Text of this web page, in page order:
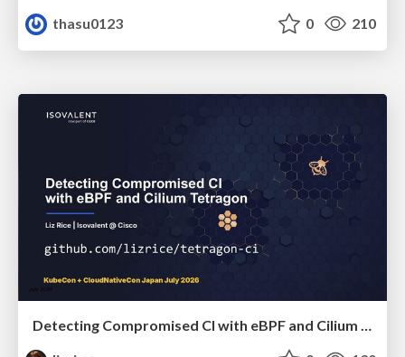
thasu0123
0 210
Detecting Compromised CI with eBPF and Cilium Tetragon